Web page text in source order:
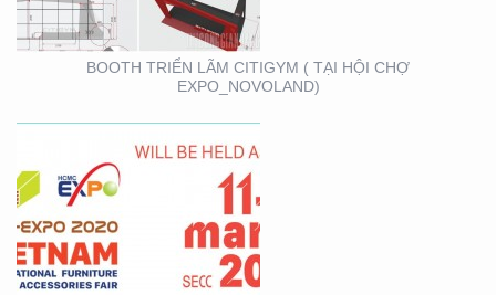
BOOTH TRIỂN LÃM CITIGYM ( TẠI HỘI CHỢ
EXPO_NOVOLAND)
TRIỂN LÃM
BOOTH KIM NGƯU
(TARUJO) – TRIỂN
LÃMVIỆT BUILD 12-2019